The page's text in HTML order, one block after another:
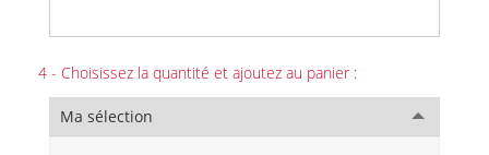
4 - Choisissez la quantité et ajoutez au panier :
Ma sélection